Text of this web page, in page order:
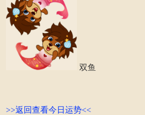
双鱼
>>返回查看今日运势<<